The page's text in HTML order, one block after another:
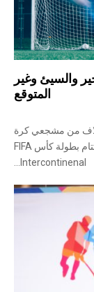
والسيئ وغير
المتوقع
من مشجعي كرة
القدم (أو كرة القدم) من جميع أنحاء العالم، مع اختتام بطولة كأس FIFA
Intercontinenal...